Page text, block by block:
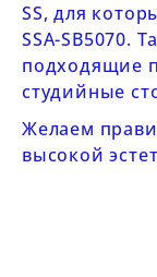
SS, для
SSA-SB5070.
подходящие
студийные
Желаем
высокой